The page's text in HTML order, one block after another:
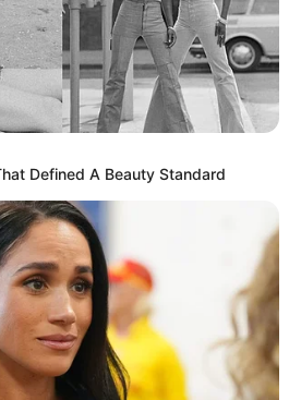
Defined A Beauty Standard